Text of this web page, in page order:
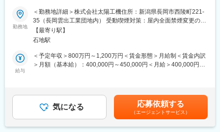
・平均勤続年数17年超、平均年齢40.5歳、離職率（自己都合）
1.6%と長期就労可能
・育児休暇は男性女性共に100%
・ホワイト500認定＆健康経営銘柄2024認定
奈良への無料シャトルバス、社員食堂やトレーニングジム、完備
など、社員を大切にする仕組みあり
変更の範囲：会社の定める業務
※世界有数の工作機械メーカーである当社の完全子会社「株式会社
太陽工機」に在籍出向いただき、将来的に長岡市にて勤務頂きま
す。
ご経験に応じて適切なポジションにてご選考いたしますのでまず
はご応募ください。
・アプリケーションエンジニア（加工技術）など
勤務地
＜勤務地詳細＞株式会社太陽工機住所：新潟県長岡市西陵町221-
35（長岡雲出工業団地内） 受動喫煙対策：屋内全面禁煙変更の範
囲：会社の定める事業所
【最寄り駅】
石地駅
給与
＜予定年収＞800万円～1,200万円＜賃金形態＞月給制＜賃金内訳
＞月額（基本給）：400,000円～450,000円＜月給＞400,000円～
気になる 応募依頼する
（エージェントサービス）